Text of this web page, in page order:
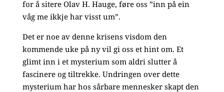
for å sitere Olav H. Hauge, føre oss ”inn på ein
våg me ikkje har visst um”.
Det er noe av denne krisens visdom den
kommende uke på ny vil gi oss et hint om. Et
glimt inn i et mysterium som aldri slutter å
fascinere og tiltrekke. Undringen over dette
mysterium har hos sårbare mennesker skapt den